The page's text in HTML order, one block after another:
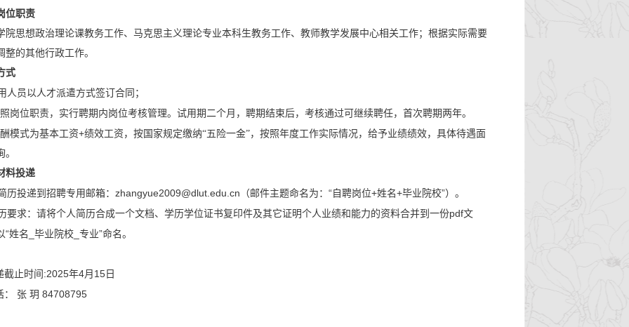
位职责
院思想政治理论课教务工作、马克思主义理论专业本科生教务工作、教师教学发展中心相关工作；根据实际需要
整的其他行政工作。
式
人员以人才派遣方式签订合同；
岗位职责，实行聘期内岗位考核管理。 试用期二个月，聘期结束后，考核通过可继续聘任，首次聘期两年。
模式为基本工资+绩效工资，按国家规定缴纳“五险一金”，按照年度工作实际情况，给予业绩绩效，具体待遇面
料投递
历投递到招聘专用邮箱： zhangyue2009@dlut.edu.cn （邮件主题命名为： “ 自聘岗位+姓名+毕业院校”）。
要求：请将个人简历合成一个文档、学历学位证书复印件及其它证明个人业绩和能力的资料合并到一份pdf文
“姓名 毕业院校 专业”命名。
止时间 :2025年4月 15 日
张 玥 84708795